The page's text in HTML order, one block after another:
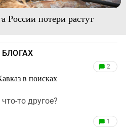
России потери растут
в поисках
2
то другое?
1